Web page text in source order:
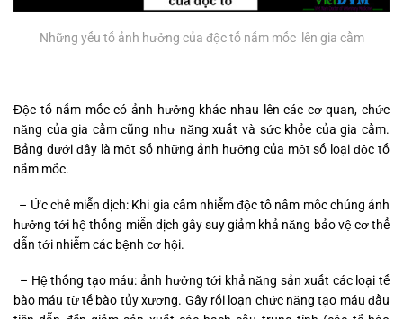
Những yếu tố ảnh hưởng của độc tố nấm mốc lên gia cầm
Độc tố nấm mốc có ảnh hưởng khác nhau lên các cơ quan, chức
năng của gia cầm cũng như năng xuất và sức khỏe của gia cầm.
Bảng dưới đây là một số những ảnh hưởng của một số loại độc tố
nấm mốc.
– Ức chế miễn dịch: Khi gia cầm nhiễm độc tố nấm mốc chúng ảnh
hưởng tới hệ thống miễn dịch gây suy giảm khả năng bảo vệ cơ thể
dẫn tới nhiễm các bệnh cơ hội.
– Hệ thống tạo máu: ảnh hưởng tới khả năng sản xuất các loại tế
bào máu từ tế bào tủy xương. Gây rối loạn chức năng tạo máu đầu